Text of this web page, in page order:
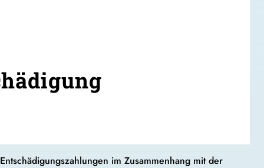
im Zusammenhang mit der